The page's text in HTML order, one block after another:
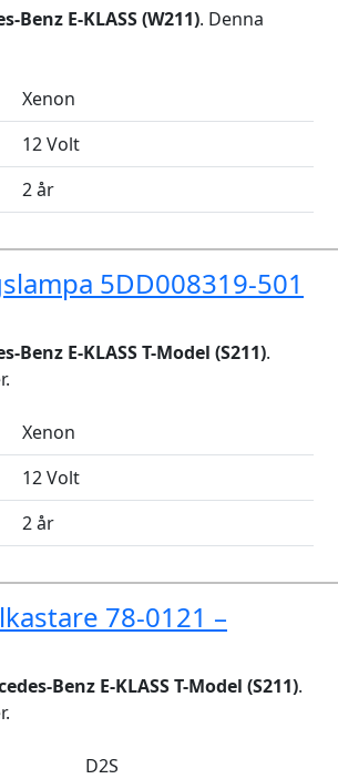
Benz E-KLASS (W211). Denna
Xenon
12 Volt
2 år
5DD008319-501
Benz E-KLASS T-Model (S211).
Xenon
12 Volt
2 år
78-0121 –
Benz E-KLASS T-Model (S211).
D2S